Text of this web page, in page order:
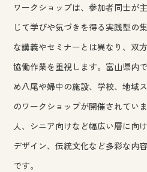
ワークショップは、参加者同士が
じて学びや気づきを得る実践型の
な講義やセミナーとは異なり、双
協働作業を重視します。富山県内
め八尾や婦中の施設、学校、地域
のワークショップが開催されてい
人、シニア向けなど幅広い層に向
デザイン、伝統文化など多彩な内
です。